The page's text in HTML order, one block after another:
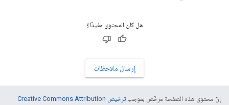
هل كان المحتوى مفيدًا؟
إرسال ملاحظات
إنّ محتوى هذه الصفحة مرخّص بموجب
ترخيص Creative Commons Attribution